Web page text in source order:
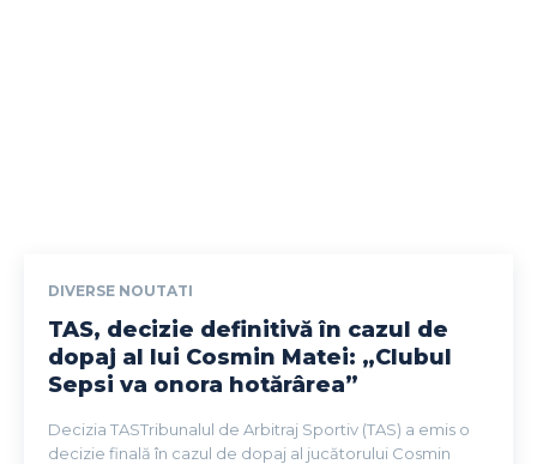
DIVERSE NOUTATI
TAS, decizie definitivă în cazul de
dopaj al lui Cosmin Matei: „Clubul
Sepsi va onora hotărârea”
Decizia TASTribunalul de Arbitraj Sportiv (TAS) a emis o
decizie finală în cazul de dopaj al jucătorului Cosmin